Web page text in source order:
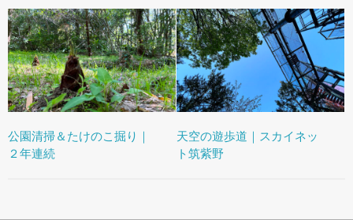
公園清掃＆たけのこ掘り｜
２年連続
天空の遊歩道｜スカイネッ
ト筑紫野